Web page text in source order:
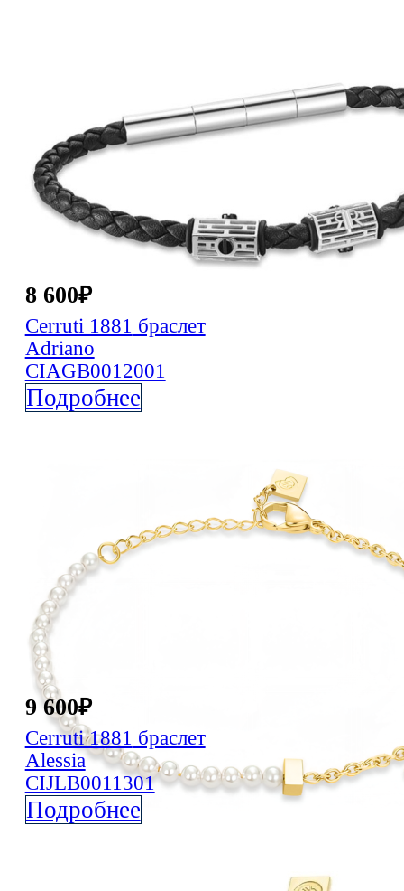
8 600₽
Cerruti 1881 браслет
Adriano
CIAGB0012001
Подробнее
9 600₽
Cerruti 1881 браслет
Alessia
CIJLB0011301
Подробнее